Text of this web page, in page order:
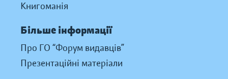
Книгоманія
Більше інформації
Про ГО “Форум видавців”
Презентаційні матеріали